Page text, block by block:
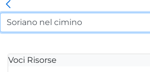
Voci Risorse